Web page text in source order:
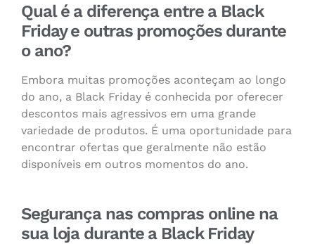
Qual é a diferença entre a Black
Friday e outras promoções durante
o ano?
Embora muitas promoções aconteçam ao longo
do ano, a Black Friday é conhecida por oferecer
descontos mais agressivos em uma grande
variedade de produtos. É uma oportunidade para
encontrar ofertas que geralmente não estão
disponíveis em outros momentos do ano.
Segurança nas compras online na
sua loja durante a Black Friday